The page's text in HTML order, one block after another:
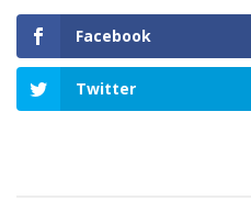
Facebook
Twitter